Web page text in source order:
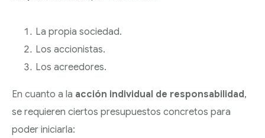
La propia sociedad.
Los accionistas.
Los acreedores.
En cuanto a la acción individual de responsabilidad,
se requieren ciertos presupuestos concretos para
poder iniciarla: